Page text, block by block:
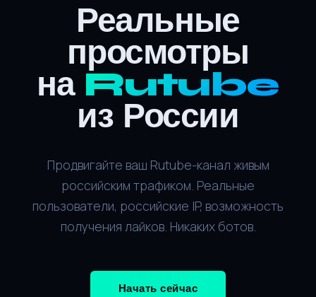
Реальные
просмотры
на Rutube
из России
Продвигайте ваш Rutube-канал живым
российским трафиком. Реальные
пользователи, российские IP, возможность
получения лайков. Никаких ботов.
Начать сейчас